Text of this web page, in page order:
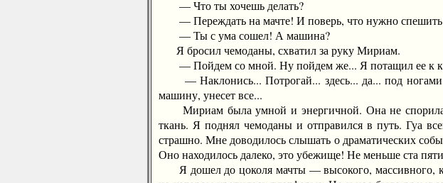
— Что ты хочешь делать?
— Переждать на мачте! И поверь, что нужно
— Ты с ума сошел! А машина?
Я бросил чемоданы, схватил за руку Мириам.
— Пойдем со мной. Ну пойдем же... Я потащил ее к
— Наклонись... Потрогай... здесь... да... под
машину, унесет все...
Мириам была умной и энергичной. Она не спорила.
ткань. Я поднял чемоданы и отправился в путь. Гуа
страшно. Мне доводилось слышать о драматических
Оно находилось далеко, это убежище! Не меньше ста
Я дошел до цоколя мачты — высокого, массивного,